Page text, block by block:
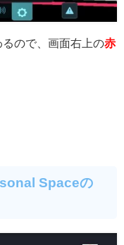
ので、画面右上の赤
Spaceの